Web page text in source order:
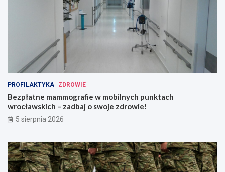
PROFILAKTYKA ZDROWIE
Bezpłatne mammografie w mobilnych punktach
wrocławskich – zadbaj o swoje zdrowie!
5 sierpnia 2026